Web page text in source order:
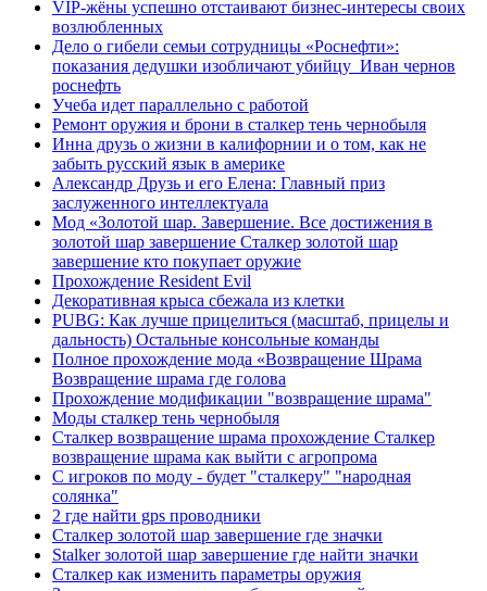
VIP-жёны успешно отстаивают бизнес-интересы своих
возлюбленных
Дело о гибели семьи сотрудницы «Роснефти»:
показания дедушки изобличают убийцу Иван чернов
роснефть
Учеба идет параллельно с работой
Ремонт оружия и брони в сталкер тень чернобыля
Инна друзь о жизни в калифорнии и о том, как не
забыть русский язык в америке
Александр Друзь и его Елена: Главный приз
заслуженного интеллектуала
Мод «Золотой шар. Завершение. Все достижения в
золотой шар завершение Сталкер золотой шар
завершение кто покупает оружие
Прохождение Resident Evil
Декоративная крыса сбежала из клетки
PUBG: Как лучше прицелиться (масштаб, прицелы и
дальность) Остальные консольные команды
Полное прохождение мода «Возвращение Шрама
Возвращение шрама где голова
Прохождение модификации "возвращение шрама"
Моды сталкер тень чернобыля
Сталкер возвращение шрама прохождение Сталкер
возвращение шрама как выйти с агропрома
С игроков по моду - будет "сталкеру" "народная
солянка"
2 где найти gps проводники
Сталкер золотой шар завершение где значки
Stalker золотой шар завершение где найти значки
Сталкер как изменить параметры оружия